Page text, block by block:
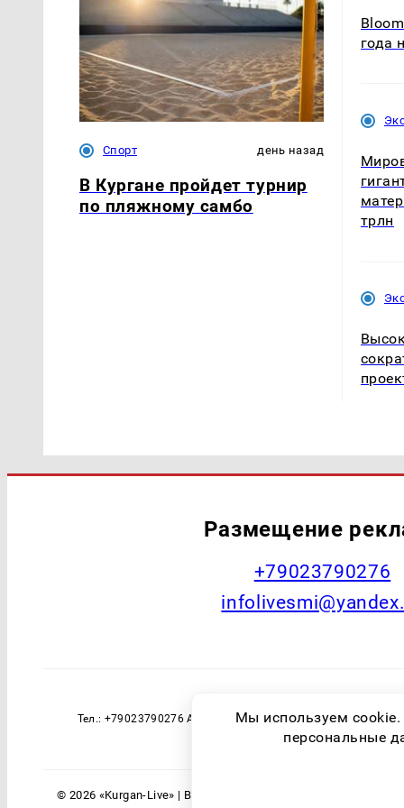
Спорт день назад
В Кургане пройдет турнир
по пляжному самбо
года
трлн
Размещение
+79023790276
Тел.: +79023790276 Адрес эл. почты:
технологий и
© 2026 «Kurgan-Live» | Все права защищены
Мы используем
персональные